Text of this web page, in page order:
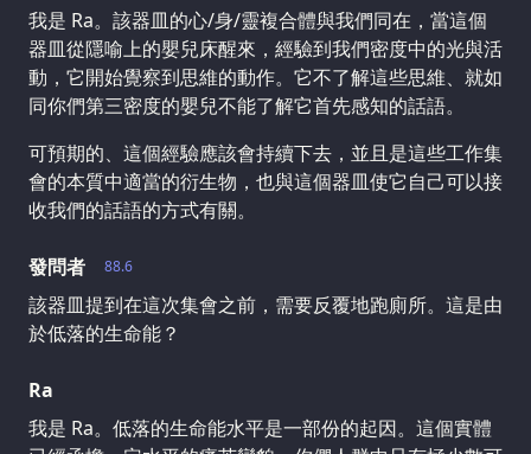
我是 Ra。該器皿的心/身/靈複合體與我們同在，當這個
器皿從隱喻上的嬰兒床醒來，經驗到我們密度中的光與活
動，它開始覺察到思維的動作。它不了解這些思維、就如
同你們第三密度的嬰兒不能了解它首先感知的話語。
可預期的、這個經驗應該會持續下去，並且是這些工作集
會的本質中適當的衍生物，也與這個器皿使它自己可以接
收我們的話語的方式有關。
88.6
發問者
該器皿提到在這次集會之前，需要反覆地跑廁所。這是由
於低落的生命能？
Ra
我是 Ra。低落的生命能水平是一部份的起因。這個實體